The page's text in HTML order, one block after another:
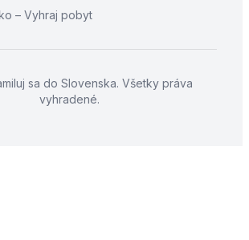
– Vyhraj pobyt
sa do Slovenska. Všetky práva
vyhradené.